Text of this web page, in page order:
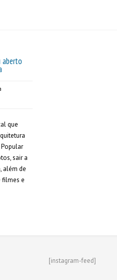
aberto
que
sair a
além de
filmes e
[instagram-feed]